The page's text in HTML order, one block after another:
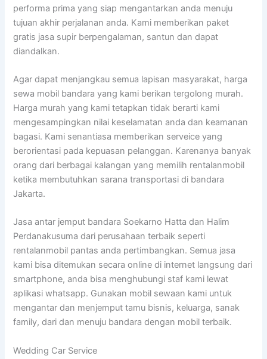
performa prima yang siap mengantarkan anda menuju
tujuan akhir perjalanan anda. Kami memberikan paket
gratis jasa supir berpengalaman, santun dan dapat
diandalkan.
Agar dapat menjangkau semua lapisan masyarakat, harga
sewa mobil bandara yang kami berikan tergolong murah.
Harga murah yang kami tetapkan tidak berarti kami
mengesampingkan nilai keselamatan anda dan keamanan
bagasi. Kami senantiasa memberikan serveice yang
berorientasi pada kepuasan pelanggan. Karenanya banyak
orang dari berbagai kalangan yang memilih rentalanmobil
ketika membutuhkan sarana transportasi di bandara
Jakarta.
Jasa antar jemput bandara Soekarno Hatta dan Halim
Perdanakusuma dari perusahaan terbaik seperti
rentalanmobil pantas anda pertimbangkan. Semua jasa
kami bisa ditemukan secara online di internet langsung dari
smartphone, anda bisa menghubungi staf kami lewat
aplikasi whatsapp. Gunakan mobil sewaan kami untuk
mengantar dan menjemput tamu bisnis, keluarga, sanak
family, dari dan menuju bandara dengan mobil terbaik.
Wedding Car Service